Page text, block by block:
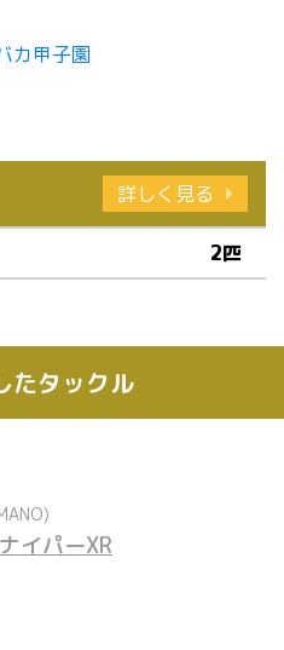
詳しく見る
2匹
たタックル
イパーXR